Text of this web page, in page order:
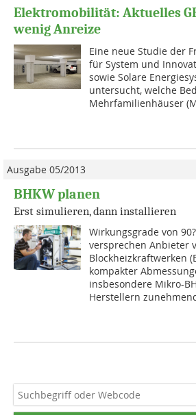
Elektromobilität: Aktuelles
wenig Anreize
Eine neue Studie der
für System und
sowie Solare
untersucht, welche
Mehrfamilienhäuser
Ausgabe 05/2013
BHKW planen
Erst simulieren, dann installieren
Wirkungsgrade von
versprechen Anbieter
Blockheizkraftwerken
kompakter
insbesondere Mikro-
Herstellern